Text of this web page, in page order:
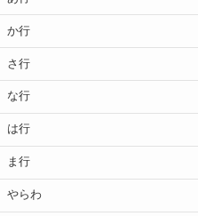
か行
さ行
な行
は行
ま行
やらわ